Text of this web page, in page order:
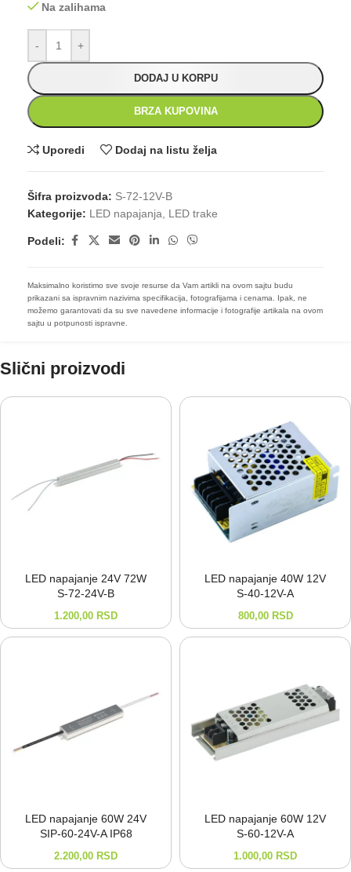
Na zalihama
- +
DODAJ U KORPU
BRZA KUPOVINA
Uporedi Dodaj na listu želja
Šifra proizvoda: S-72-12V-B
Kategorije: LED napajanja LED trake
Podeli:
Maksimalno koristimo sve svoje resurse da Vam artikli na ovom sajtu budu
prikazani sa ispravnim nazivima specifikacija, fotografijama i cenama. Ipak, ne
možemo garantovati da su sve navedene informacije i fotografije artikala na ovom
sajtu u potpunosti ispravne.
Slični proizvodi
LED napajanje 24V 72W
S-⁠72-⁠24V-⁠B
1.200,00 RSD
LED napajanje 40W 12V
S-⁠40-⁠12V-⁠A
800,00 RSD
LED napajanje 60W 24V
SIP-⁠60-⁠24V-⁠A IP68
2.200,00 RSD
LED napajanje 60W 12V
S-⁠60-⁠12V-⁠A
1.000,00 RSD